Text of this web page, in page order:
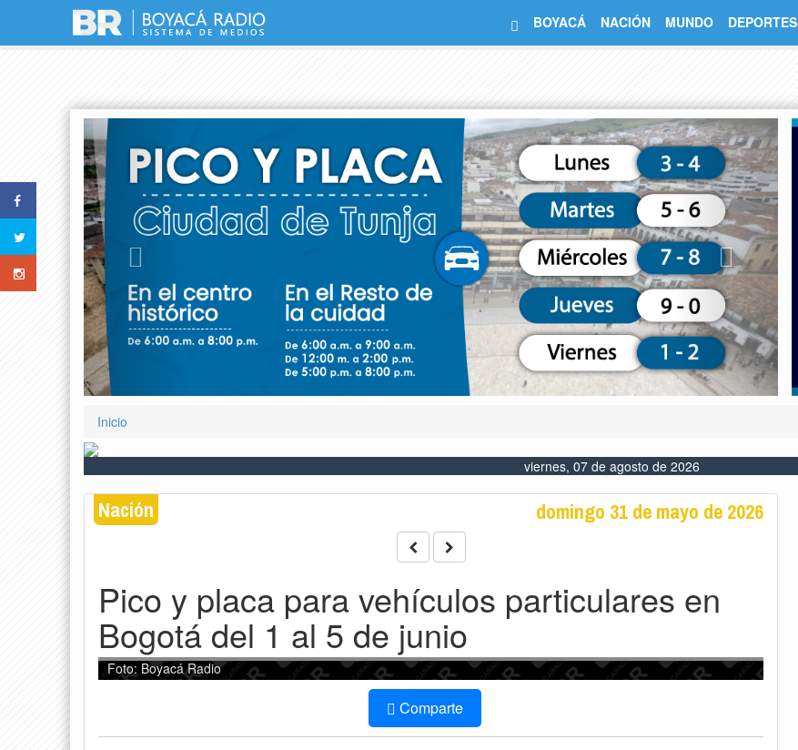
BOYACÁ NACIÓN MUNDO DEPORTES
Next
Inicio
viernes, 07 de agosto de 2026
Nación domingo 31 de mayo de 2026
Pico y placa para vehículos particulares en
Bogotá del 1 al 5 de junio
Foto: Boyacá Radio
Comparte